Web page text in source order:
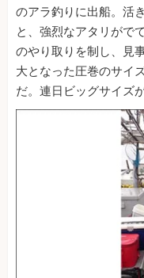
のアラ釣りに出船。活
と、強烈なアタリがで
のやり取りを制し、見
大となった圧巻のサイ
だ。連日ビッグサイズ